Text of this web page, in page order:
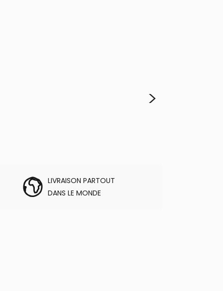
>
LIVRAISON PARTOUT
DANS LE MONDE